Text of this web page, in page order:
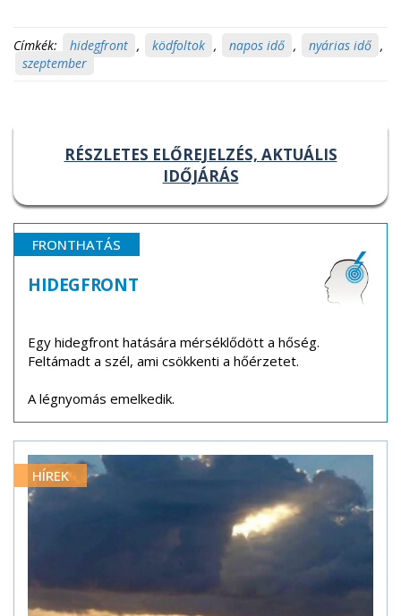
Címkék: hidegfront , ködfoltok , napos idő , nyárias idő ,
szeptember
RÉSZLETES ELŐREJELZÉS, AKTUÁLIS
IDŐJÁRÁS
FRONTHATÁS
HIDEGFRONT
Egy hidegfront hatására mérséklődött a hőség.
Feltámadt a szél, ami csökkenti a hőérzetet.
A légnyomás emelkedik.
HÍREK